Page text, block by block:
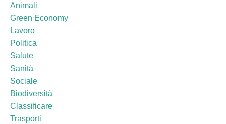
Animali
Green Economy
Lavoro
Politica
Salute
Sanità
Sociale
Biodiversità
Classificare
Trasporti